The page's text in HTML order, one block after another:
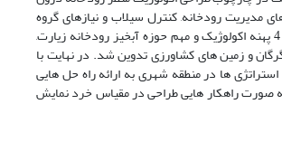
مدیریت رودخانه, کنترل سیلاب و نیازهای گروه
مصرف کننده در 4 پهنه اکولوژیک و مهم حوزه آبخیز رودخانه زیارت,
و زمین های کشاورزی تدوین شد. در نهایت با
ها در منطقه شهری به ارائه راه حل هایی
صورت راهکار هایی طراحی در مقیاس خرد نمایش